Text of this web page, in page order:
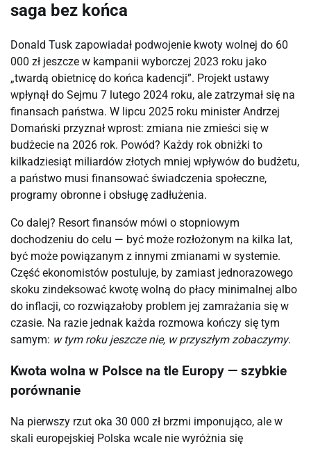
saga bez końca
Donald Tusk zapowiadał podwojenie kwoty wolnej do 60
000 zł jeszcze w kampanii wyborczej 2023 roku jako
„twardą obietnicę do końca kadencji”. Projekt ustawy
wpłynął do Sejmu 7 lutego 2024 roku, ale zatrzymał się na
finansach państwa. W lipcu 2025 roku minister Andrzej
Domański przyznał wprost: zmiana nie zmieści się w
budżecie na 2026 rok. Powód? Każdy rok obniżki to
kilkadziesiąt miliardów złotych mniej wpływów do budżetu,
a państwo musi finansować świadczenia społeczne,
programy obronne i obsługę zadłużenia.
Co dalej? Resort finansów mówi o stopniowym
dochodzeniu do celu — być może rozłożonym na kilka lat,
być może powiązanym z innymi zmianami w systemie.
Część ekonomistów postuluje, by zamiast jednorazowego
skoku zindeksować kwotę wolną do płacy minimalnej albo
do inflacji, co rozwiązałoby problem jej zamrażania się w
czasie. Na razie jednak każda rozmowa kończy się tym
samym: w tym roku jeszcze nie, w przyszłym zobaczymy.
Kwota wolna w Polsce na tle Europy — szybkie
porównanie
Na pierwszy rzut oka 30 000 zł brzmi imponująco, ale w
skali europejskiej Polska wcale nie wyróżnia się